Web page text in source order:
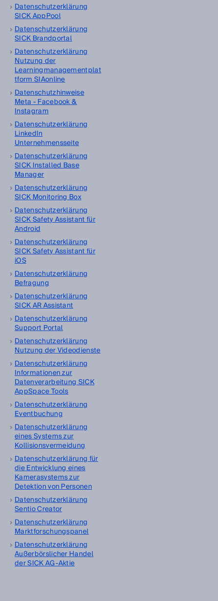
Datenschutzerklärung
SICK AppPool
Datenschutzerklärung
SICK Brandportal
Datenschutzerklärung
Nutzung der
Learningmanagementplat
tform SIAonline
Datenschutzhinweise
Meta - Facebook &
Instagram
Datenschutzerklärung
LinkedIn
Unternehmensseite
Datenschutzerklärung
SICK Installed Base
Manager
Datenschutzerklärung
SICK Monitoring Box
Datenschutzerklärung
SICK Safety Assistant für
Android
Datenschutzerklärung
SICK Safety Assistant für
iOS
Datenschutzerklärung
Befragung
Datenschutzerklärung
SICK AR Assistant
Datenschutzerklärung
Support Portal
Datenschutzerklärung
Nutzung der Videodienste
Datenschutzerklärung
Informationen zur
Datenverarbeitung SICK
AppSpace Tools
Datenschutzerklärung
Eventbuchung
Datenschutzerklärung
eines Systems zur
Kollisionsvermeidung
Datenschutzerklärung für
die Entwicklung eines
Kamerasystems zur
Detektion von Personen
Datenschutzerklärung
Sentio Creator
Datenschutzerklärung
Marktforschungspanel
Datenschutzerklärung
Außerbörslicher Handel
der SICK AG-Aktie